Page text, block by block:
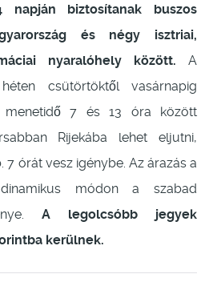
biztosítanak buszos
és négy isztriai,
nyaralóhely között. A
csütörtöktől vasárnapig
menetidő 7 és 13 óra között
Rijekába lehet eljutni,
7 órát vesz igénybe. Az árazás a
módon a szabad
A legolcsóbb jegyek
kerülnek.